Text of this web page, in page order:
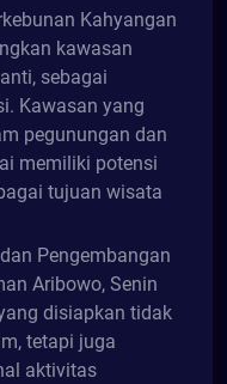
Kahyangan
kawasan
sebagai
Kawasan yang
pegunungan dan
memiliki potensi
tujuan wisata
Pengembangan
Aribowo, Senin
disiapkan tidak
tetapi juga
aktivitas